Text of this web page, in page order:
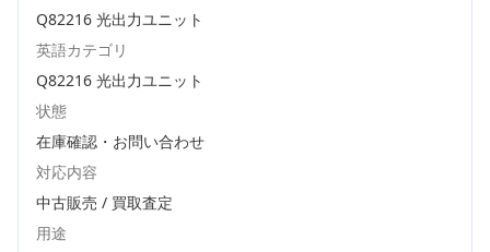
Q82216 光出力ユニット
英語カテゴリ
Q82216 光出力ユニット
状態
在庫確認・お問い合わせ
対応内容
中古販売 / 買取査定
用途